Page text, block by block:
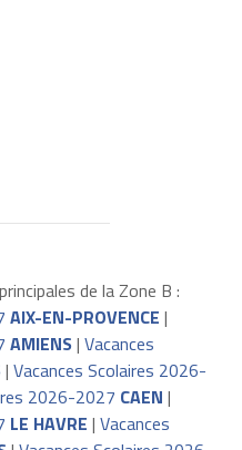
de la Zone B :
AIX-EN-PROVENCE |
AMIENS| Vacances
| Vacances Scolaires 2026-
2026-2027 CAEN |
LE HAVRE | Vacances